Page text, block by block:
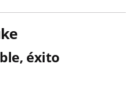
éxito